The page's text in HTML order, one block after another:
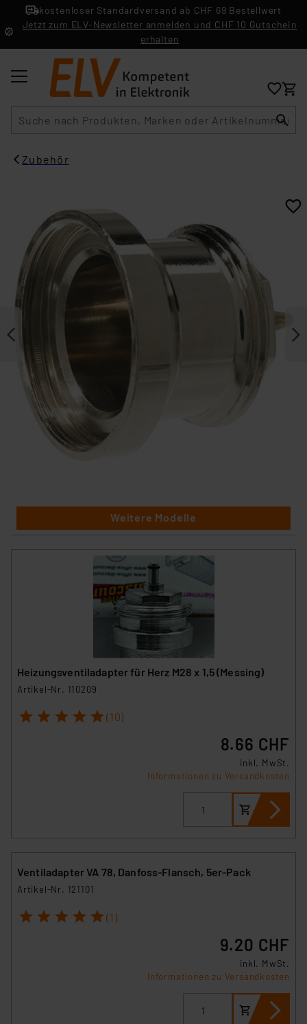
kostenloser Standardversand ab CHF 69 Bestellwert
Jetzt zum ELV-Newsletter anmelden und CHF 10 Gutschein
erhalten
Zubehör
Weitere Modelle
Heizungsventiladapter für Herz M28 x 1,5 (Messing)
Artikel-Nr. 110209
1 2 3 4 5 (10)
8.66 CHF
inkl. MwSt.
Informationen zu Versandkosten
Ventiladapter VA 78, Danfoss-Flansch, 5er-Pack
Artikel-Nr. 121101
1 2 3 4 5 (1)
9.20 CHF
inkl. MwSt.
Informationen zu Versandkosten